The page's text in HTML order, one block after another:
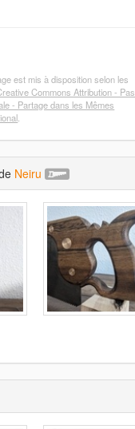
est mis à disposition selon les
Commons Attribution - Pas
- Partage dans les Mêmes
Neiru